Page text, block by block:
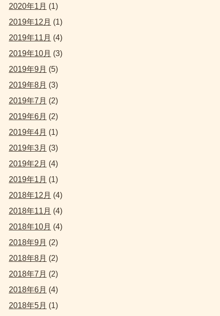
2020年1月 (1)
2019年12月 (1)
2019年11月 (4)
2019年10月 (3)
2019年9月 (5)
2019年8月 (3)
2019年7月 (2)
2019年6月 (2)
2019年4月 (1)
2019年3月 (3)
2019年2月 (4)
2019年1月 (1)
2018年12月 (4)
2018年11月 (4)
2018年10月 (4)
2018年9月 (2)
2018年8月 (2)
2018年7月 (2)
2018年6月 (4)
2018年5月 (1)